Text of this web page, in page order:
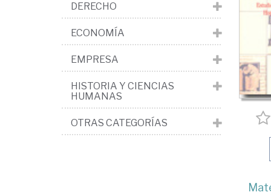
DERECHO
ECONOMÍA
EMPRESA
HISTORIA Y CIENCIAS
HUMANAS
OTRAS CATEGORÍAS